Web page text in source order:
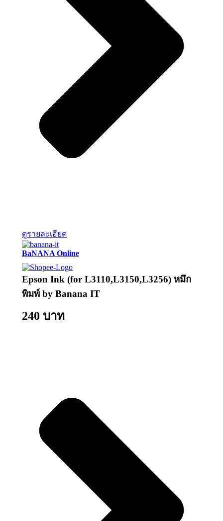
ดูรายละเอียด
BaNANA Online
Epson Ink (for L3110,L3150,L3256) หมึก
พิมพ์ by Banana IT
240 บาท